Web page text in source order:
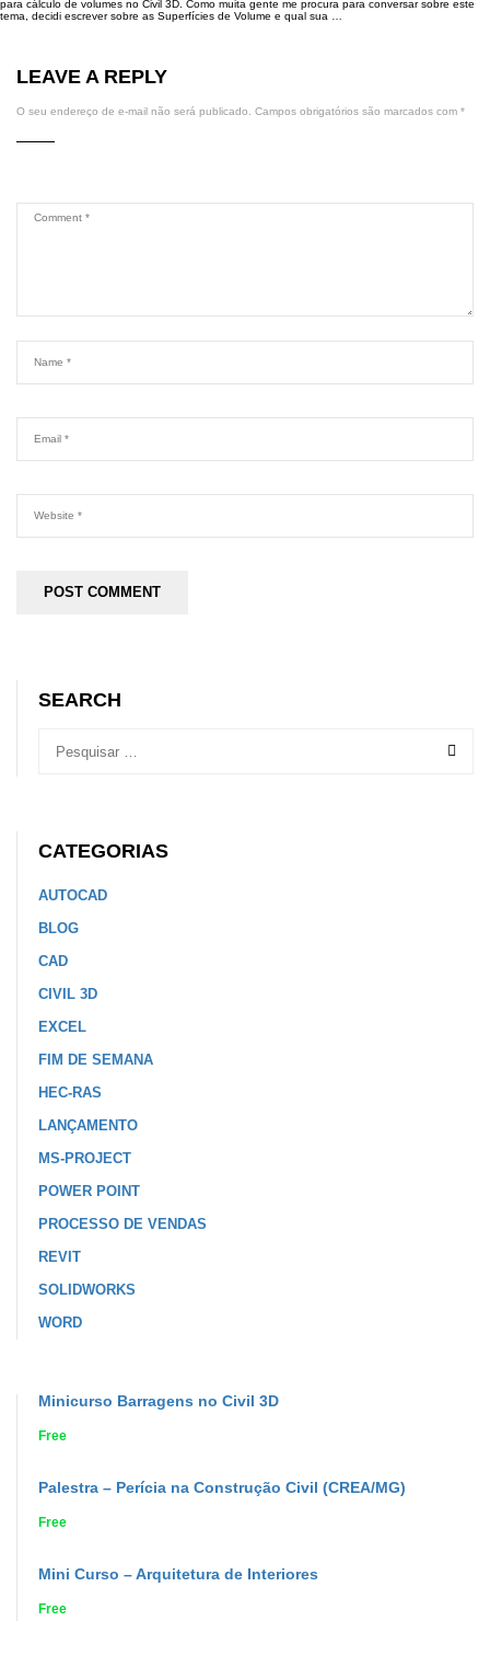
para cálculo de volumes no Civil 3D. Como muita gente me procura para conversar sobre este
tema, decidi escrever sobre as Superfícies de Volume e qual sua …
LEAVE A REPLY
O seu endereço de e-mail não será publicado. Campos obrigatórios são marcados com *
SEARCH
CATEGORIAS
AUTOCAD
BLOG
CAD
CIVIL 3D
EXCEL
FIM DE SEMANA
HEC-RAS
LANÇAMENTO
MS-PROJECT
POWER POINT
PROCESSO DE VENDAS
REVIT
SOLIDWORKS
WORD
Minicurso Barragens no Civil 3D
Free
Palestra – Perícia na Construção Civil (CREA/MG)
Free
Mini Curso – Arquitetura de Interiores
Free